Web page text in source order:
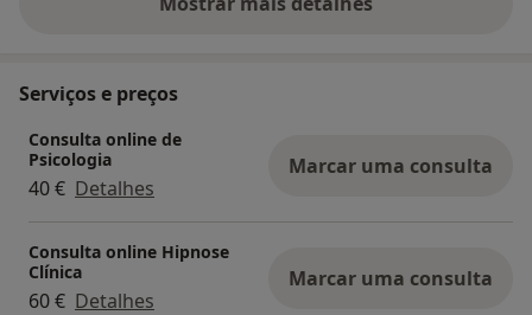
sobre a experiência
Serviços e preços
Consulta online de
Psicologia
40 € Detalhes
Marcar uma consulta
Consulta online Hipnose
Clínica
60 € Detalhes
Marcar uma consulta